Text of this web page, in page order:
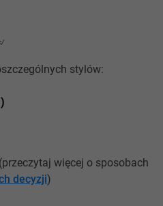
stylów:
więcej o sposobach
decyzji)